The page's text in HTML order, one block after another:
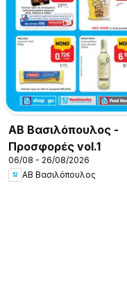
ΑΒ Βασιλόπουλος -
Προσφορές vol.1
06/08 - 26/08/2026
ΑΒ Βασιλόπουλος